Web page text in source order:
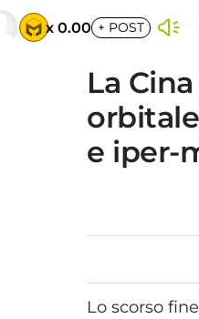
x 0.00 + POST
La
e iper-
Lo scorso